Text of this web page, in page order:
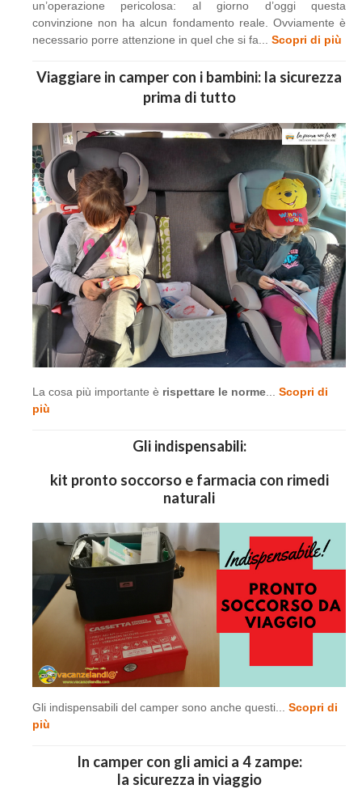
un’operazione pericolosa: al giorno d’oggi questa
convinzione non ha alcun fondamento reale. Ovviamente è
necessario porre attenzione in quel che si fa... Scopri di più
Viaggiare in camper con i bambini: la sicurezza
prima di tutto
La cosa più importante è rispettare le norme
Scopri di
più
Gli indispensabili:
kit pronto soccorso e farmacia con rimedi
naturali
Gli indispensabili del camper sono anche questi... Scopri di
più
In camper con gli amici a 4 zampe:
la sicurezza in viaggio